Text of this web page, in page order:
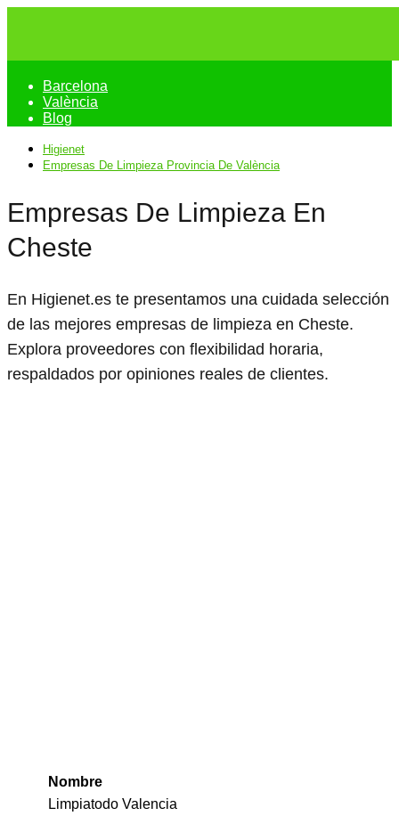
Barcelona
València
Blog
Higienet
Empresas De Limpieza Provincia De València
Empresas De Limpieza En
Cheste
En Higienet.es te presentamos una cuidada selección
de las mejores empresas de limpieza en Cheste.
Explora proveedores con flexibilidad horaria,
respaldados por opiniones reales de clientes.
Nombre
Limpiatodo Valencia